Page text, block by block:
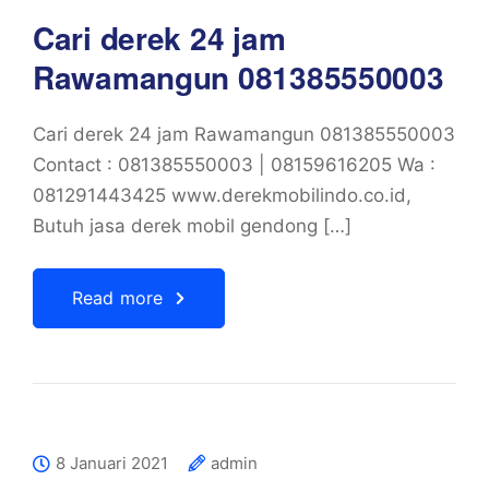
Cari derek 24 jam
Rawamangun 081385550003
Cari derek 24 jam Rawamangun 081385550003
Contact : 081385550003 | 08159616205 Wa :
081291443425 www.derekmobilindo.co.id,
Butuh jasa derek mobil gendong […]
Read more
8 Januari 2021
admin